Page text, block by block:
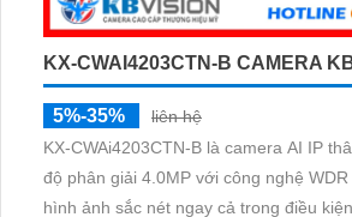
KX-CWAI4203CTN-B CAMERA
5%-35%
liên hệ
KX-CWAi4203CTN-B là camera AI IP
độ phân giải 4.0MP với công nghệ
hình ảnh sắc nét ngay cả trong điều